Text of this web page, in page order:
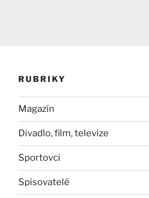
RUBRIKY
Magazín
Divadlo, film, televize
Sportovci
Spisovatelé